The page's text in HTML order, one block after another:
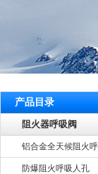
产品目录
阻火器呼吸阀
铝合金全天候阻火
防爆阻火呼吸人孔